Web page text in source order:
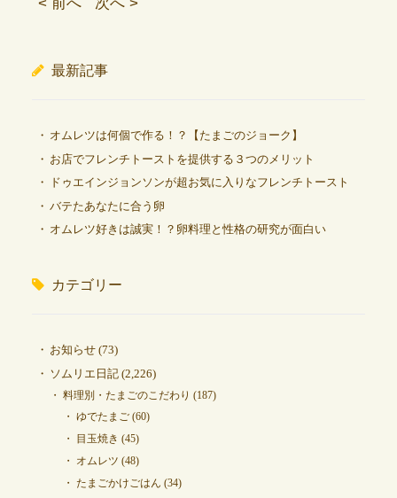
最新記事
オムレツは何個で作る！？【たまごのジョーク】
お店でフレンチトーストを提供する３つのメリット
ドゥエインジョンソンが超お気に入りなフレンチトースト
バテたあなたに合う卵
オムレツ好きは誠実！？卵料理と性格の研究が面白い
カテゴリー
お知らせ(73)
ソムリエ日記(2,226)
料理別・たまごのこだわり (187)
ゆでたまご(60)
目玉焼き (45)
オムレツ (48)
たまごかけごはん (34)